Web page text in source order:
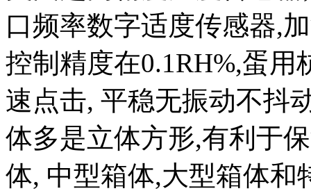
口频率数字适度传感器,
控制精度在0.1RH%,蛋
速点击, 平稳无振动不抖
体多是立体方形,有利于
体, 中型箱体,大型箱体和